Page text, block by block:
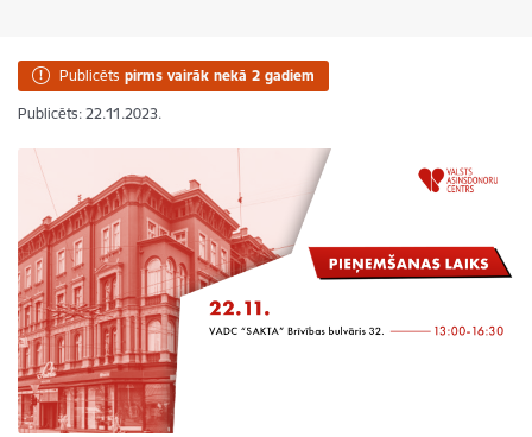
Publicēts pirms vairāk nekā 2 gadiem
Publicēts: 22.11.2023.